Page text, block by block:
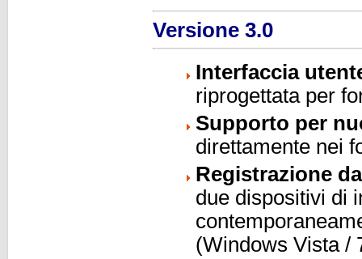
Versione 3.0
Interfaccia
riprogettata per
Supporto per
direttamente nei
Registrazione
due dispositivi di
(Windows Vista /